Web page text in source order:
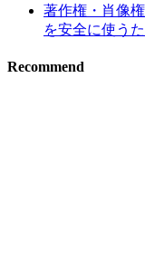
著作権・肖像
を安全に使う
Recommend